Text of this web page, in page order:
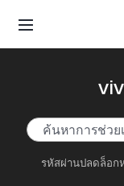
ลงชื่อเข้าใช้/ลงทะเ
รหัสผ่านปลดล็อก